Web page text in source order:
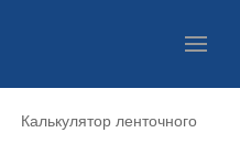
Калькулятор ленточного